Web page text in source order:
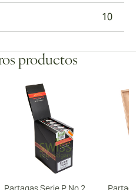
10
productos